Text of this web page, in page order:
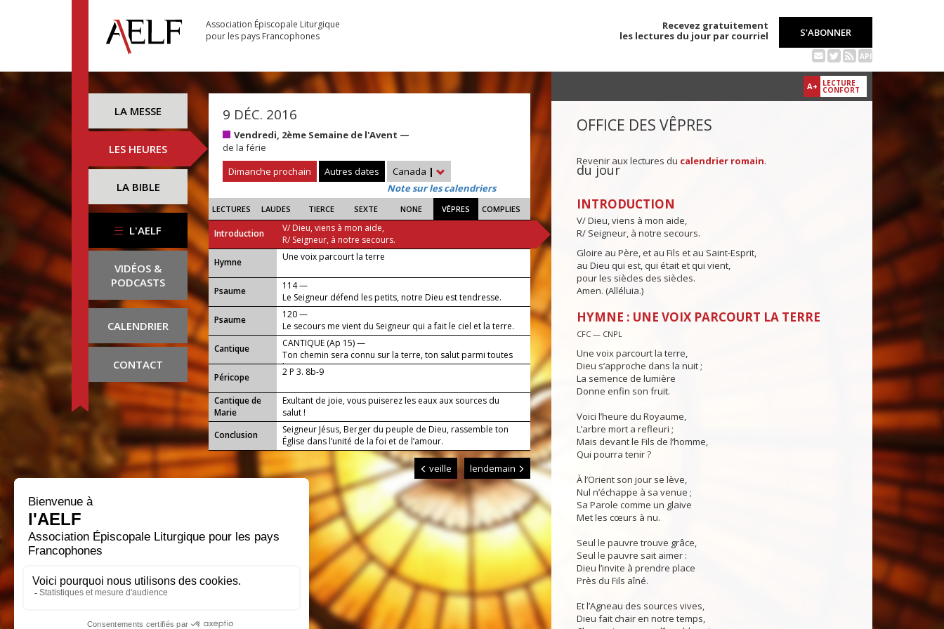
Association Épiscopale Liturgique
pour les pays Francophones
Recevez gratuitement
les lectures du jour par courriel
S'ABONNER
API
LA MESSE
LES HEURES
LA BIBLE
L'AELF
VIDÉOS &
PODCASTS
CALENDRIER
CONTACT
9 DÉC. 2016
Vendredi, 2ème Semaine de l'Avent —
de la férie
Dimanche prochain
Autres dates Canada |
Note sur les calendriers
LECTURES LAUDES TIERCE SEXTE NONE VÊPRES COMPLIES
Introduction
V/ Dieu, viens à mon aide,
R/ Seigneur, à notre secours.
...
Hymne Une voix parcourt la terre
Psaume
114 —
Le Seigneur défend les petits, notre Dieu est tendresse.
Psaume
120 —
Le secours me vient du Seigneur qui a fait le ciel et la terre.
Cantique
CANTIQUE (Ap 15) —
Ton chemin sera connu sur la terre, ton salut parmi toutes
les nations.
Péricope
2 P 3. 8b-9
Cantique de
Marie
Exultant de joie, vous puiserez les eaux aux sources du
salut !
Conclusion
Seigneur Jésus, Berger du peuple de Dieu, rassemble ton
Église dans l’unité de la foi et de l’amour.
veille lendemain
A+ LECTURE
CONFORT
OFFICE DES VÊPRES
Revenir aux lectures du calendrier romain.
du jour
INTRODUCTION
V/ Dieu, viens à mon aide,
R/ Seigneur, à notre secours.
Gloire au Père, et au Fils et au Saint-Esprit,
au Dieu qui est, qui était et qui vient,
pour les siècles des siècles.
Amen. (Alléluia.)
HYMNE : UNE VOIX PARCOURT LA TERRE
CFC — CNPL
Une voix parcourt la terre,
Dieu s’approche dans la nuit ;
La semence de lumière
Donne enfin son fruit.
Voici l’heure du Royaume,
L’arbre mort a refleuri ;
Mais devant le Fils de l’homme,
Qui pourra tenir ?
À l’Orient son jour se lève,
Nul n’échappe à sa venue ;
Sa Parole comme un glaive
Met les cœurs à nu.
Seul le pauvre trouve grâce,
Seul le pauvre sait aimer :
Dieu l’invite à prendre place
Près du Fils aîné.
Et l’Agneau des sources vives,
Dieu fait chair en notre temps,